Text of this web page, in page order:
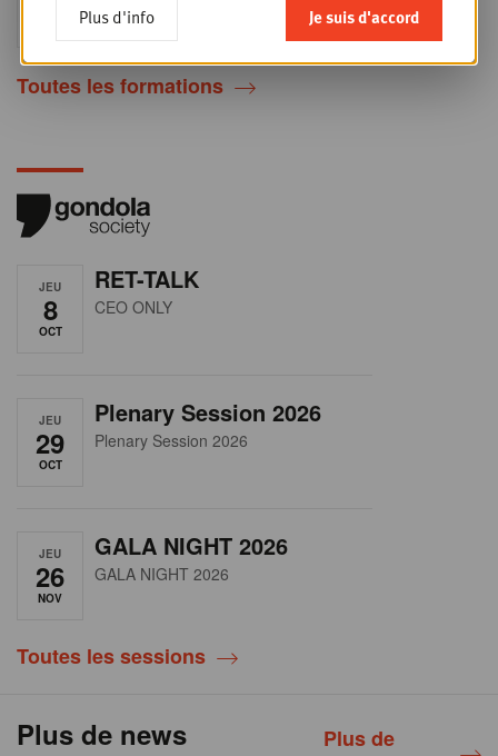
Sales & Nego summit 2026
Toutes les formations
JEU
8
OCT
RET-TALK
CEO ONLY
JEU
29
OCT
Plenary Session 2026
Plenary Session 2026
JEU
26
NOV
GALA NIGHT 2026
GALA NIGHT 2026
Toutes les sessions
Plus de news
Plus de
Plus d'info Je suis d'accord